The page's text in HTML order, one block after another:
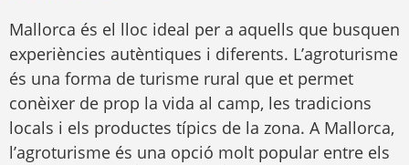
Mallorca és el lloc ideal per a aquells que busquen
experiències autèntiques i diferents. L’agroturisme
és una forma de turisme rural que et permet
conèixer de prop la vida al camp, les tradicions
locals i els productes típics de la zona. A Mallorca,
l’agroturisme és una opció molt popular entre els